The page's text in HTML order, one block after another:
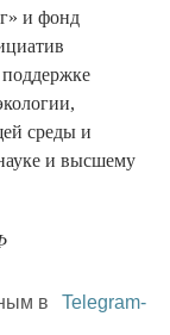
и фонд
среды и
и высшему
в
Telegram-